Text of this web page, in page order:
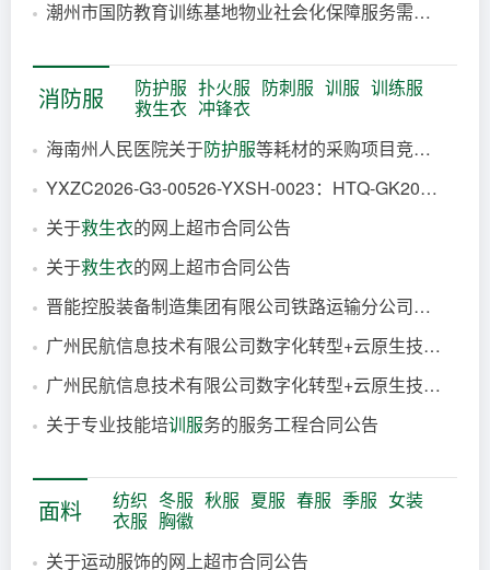
7分钟前
潮州市国防教育训练基地物业社会化保障服务需求书编
7分钟前
消防服 防护服 扑火服 防刺服 训服 训练服
救生衣 冲锋衣
海南州人民医院关于防护服等耗材的采购项目竞价成交公告
1分钟前
YXZC2026-G3-00526-YXSH-0023：HTQ-GK2026012红塔区2026年补贴性职业培
关于救生衣的网上超市合同公告
关于救生衣的网上超市合同公告
31分钟前
晋能控股装备制造集团有限公司铁路运输分公司网络安全
38分钟前
广州民航信息技术有限公司数字化转型+云原生技术培
41分钟前
广州民航信息技术有限公司数字化转型+云原生技术培
关于专业技能培训服务的服务工程合同公告
1小时前
面料 纺织 冬服 秋服 夏服 春服 季服 女装
衣服 胸徽
关于运动服饰的网上超市合同公告